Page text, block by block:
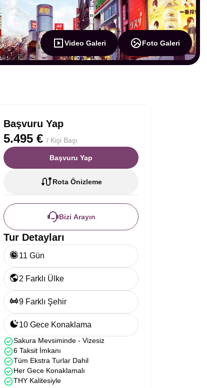
Video Galeri Foto Galeri
Başvuru Yap
5.495 € / Kişi Başı
Başvuru Yap
Rota Önizleme
Bizi Arayın
Tur Detayları
11 Gün
2 Farklı Ülke
9 Farklı Şehir
10 Gece Konaklama
Sakura Mevsiminde - Vizesiz
6 Taksit İmkanı
Tüm Ekstra Turlar Dahil
Her Gece Konaklamalı
THY Kalitesiyle